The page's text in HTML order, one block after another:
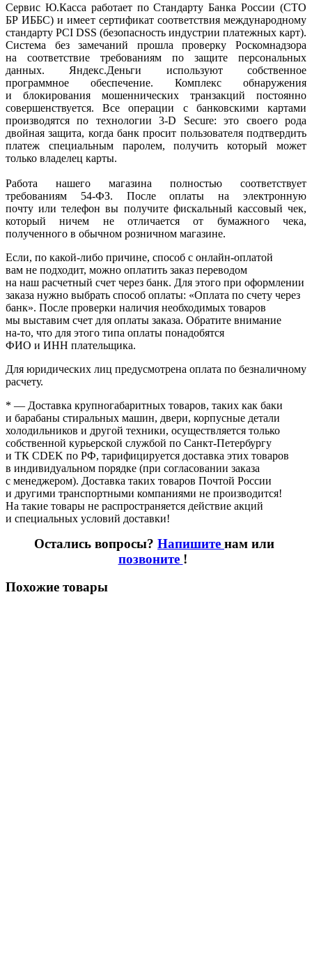
Сервис Ю.Касса работает по Стандарту Банка России (СТО
БР ИББС) и имеет сертификат соответствия международному
стандарту PCI DSS (безопасность индустрии платежных карт).
Система без замечаний прошла проверку Роскомнадзора
на соответствие требованиям по защите персональных
данных. Яндекс.Деньги используют собственное
программное обеспечение. Комплекс обнаружения
и блокирования мошеннических транзакций постоянно
совершенствуется. Все операции с банковскими картами
производятся по технологии 3-D Secure: это своего рода
двойная защита, когда банк просит пользователя подтвердить
платеж специальным паролем, получить который может
только владелец карты.
Работа нашего магазина полностью соответствует
требованиям 54-ФЗ. После оплаты на электронную
почту или телефон вы получите фискальный кассовый чек,
который ничем не отличается от бумажного чека,
полученного в обычном розничном магазине.
Если, по какой-либо причине, способ с онлайн-оплатой
вам не подходит, можно оплатить заказ переводом
на наш расчетный счет через банк. Для этого при оформлении
заказа нужно выбрать способ оплаты: «Оплата по счету через
банк». После проверки наличия необходимых товаров
мы выставим счет для оплаты заказа. Обратите внимание
на-то, что для этого типа оплаты понадобятся
ФИО и ИНН плательщика.
Для юридических лиц предусмотрена оплата по безналичному
расчету.
* — Доставка крупногабаритных товаров, таких как баки
и барабаны стиральных машин, двери, корпусные детали
холодильников и другой техники, осуществляется только
собственной курьерской службой по Санкт-Петербургу
и ТК CDEK по РФ, тарифицируется доставка этих товаров
в индивидуальном порядке (при согласовании заказа
с менеджером). Доставка таких товаров Почтой России
и другими транспортными компаниями не производится!
На такие товары не распространяется действие акций
и специальных условий доставки!
Остались вопросы? Напишите нам или
позвоните !
Похожие товары